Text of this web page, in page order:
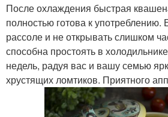
После охлаждения быстрая
полностью готова к употреблению.
рассоле и не открывать слишком
способна простоять в
недель, радуя вас и вашу семью
хрустящих ломтиков. Приятного